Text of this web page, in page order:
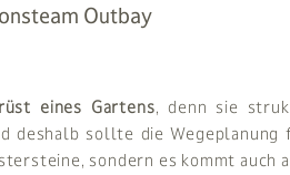
Outbay
eines Gartens, denn sie
deshalb sollte die
sondern es kommt auch